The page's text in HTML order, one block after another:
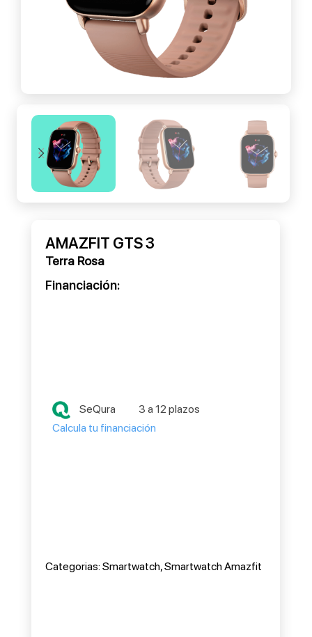
AMAZFIT GTS 3
Terra Rosa
Financiación:
SeQura
3 a 12 plazos
Calcula tu financiación
Categorias: Smartwatch,Smartwatch Amazfit